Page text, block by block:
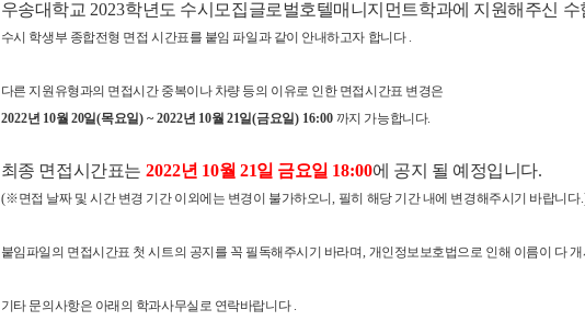
우송대학교 2023학년도 수시모집글로벌호텔매니지먼트학과에 지원해주신
수시 학생부 종합전형 면접 시간표를 붙임 파일과 같이 안내하고자 합니다 .
다른 지원유형과의 면접시간 중복이나 차량 등의 이유로 인한 면접시간표 변경은
2022년 10월 20일(목요일) ~ 2022년 10월 21일(금요일) 16:00 까지 가능합니다.
최종 면접시간표는 2022년 10월 21일 금요일 18:00에 공지 될 예정입니다.
(※면접 날짜 및 시간 변경 기간 이외에는 변경이 불가하오니 , 필히 해당 기간 내에 변경해주시기 바랍니다
붙임파일의 면접시간표 첫 시트의 공지를 꼭 필독해주시기 바라며, 개인정보보호법으로 인해 이름이 다
기타 문의사항은 아래의 학과사무실로 연락바랍니다 .